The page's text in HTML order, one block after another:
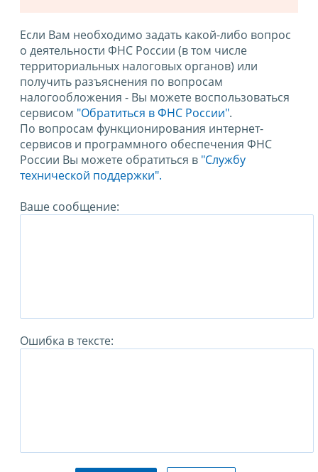
Если Вам необходимо задать какой-либо вопрос
о деятельности ФНС России (в том числе
территориальных налоговых органов) или
получить разъяснения по вопросам
налогообложения - Вы можете воспользоваться
сервисом "Обратиться в ФНС России".
По вопросам функционирования интернет-
сервисов и программного обеспечения ФНС
России Вы можете обратиться в "Службу
технической поддержки".
Ваше сообщение:
Ошибка в тексте: